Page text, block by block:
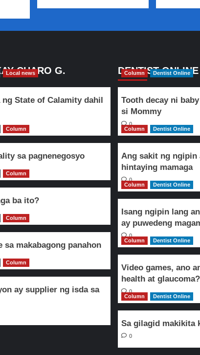
nanalaban
Pangulong
Duterte
CHARO G.
Local news
ng State of Calamity dahil
Column
sa pagnenegosyo
Column
ba ito?
Column
sa makabagong panahon
Column
ay supplier ng isda sa
DENTIST ONLINE
Column Dentist Online
Tooth decay ni
si Mommy
0
Column
Dentist Online
Ang sakit ng ngipin
hintaying mamaga
0
Column
Dentist Online
Isang ngipin lang
ay puwedeng
0
Column
Dentist Online
Video games, ano
health at glaucoma?
0
Column
Dentist Online
Sa gilagid makikita
0